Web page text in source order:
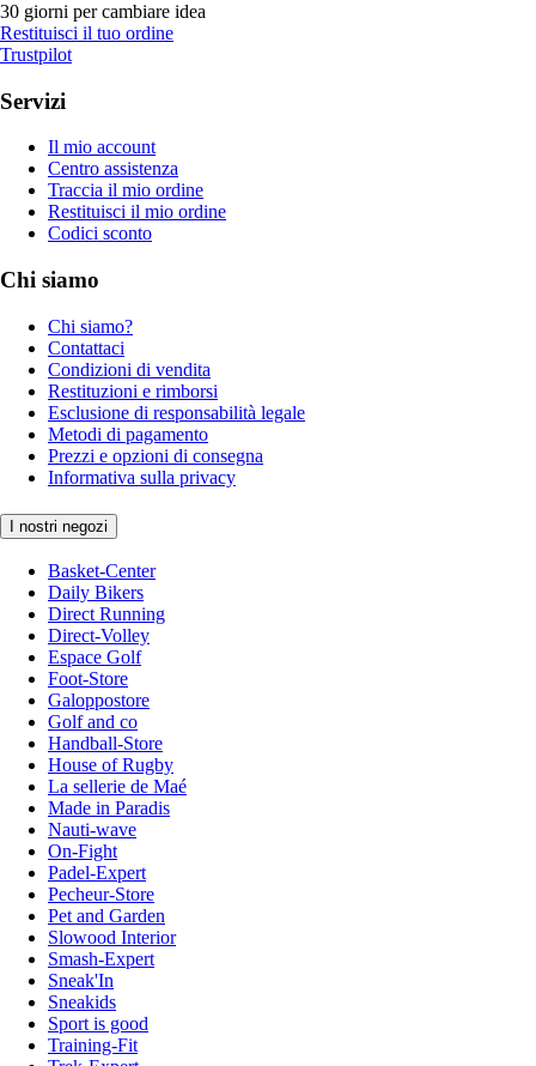
30 giorni per cambiare idea
Restituisci il tuo ordine
Trustpilot
Servizi
Il mio account
Centro assistenza
Traccia il mio ordine
Restituisci il mio ordine
Codici sconto
Chi siamo
Chi siamo?
Contattaci
Condizioni di vendita
Restituzioni e rimborsi
Esclusione di responsabilità legale
Metodi di pagamento
Prezzi e opzioni di consegna
Informativa sulla privacy
I nostri negozi
Basket-Center
Daily Bikers
Direct Running
Direct-Volley
Espace Golf
Foot-Store
Galoppostore
Golf and co
Handball-Store
House of Rugby
La sellerie de Maé
Made in Paradis
Nauti-wave
On-Fight
Padel-Expert
Pecheur-Store
Pet and Garden
Slowood Interior
Smash-Expert
Sneak'In
Sneakids
Sport is good
Training-Fit